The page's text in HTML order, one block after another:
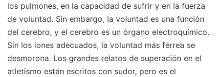
los pulmones, en la capacidad de sufrir y en la fuerza
de voluntad. Sin embargo, la voluntad es una función
del cerebro, y el cerebro es un órgano electroquímico.
Sin los iones adecuados, la voluntad más férrea se
desmorona. Los grandes relatos de superación en el
atletismo están escritos con sudor, pero es el